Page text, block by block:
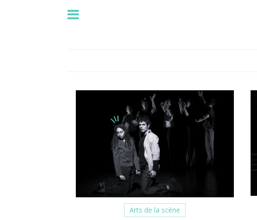
Arts de la scène